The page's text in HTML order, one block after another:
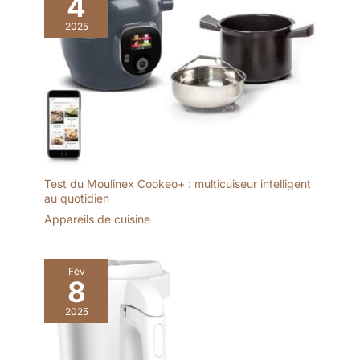
2025
Test du Moulinex Cookeo+ : multicuiseur intelligent
au quotidien
Appareils de cuisine
Fév
8
2025